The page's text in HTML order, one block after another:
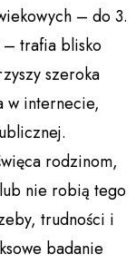
– do 3.
trafia blisko
szeroka
w internecie,
rodzinom,
nie robią tego
trudności i
badanie